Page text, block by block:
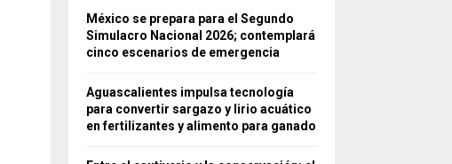
México se prepara para el Segundo
Simulacro Nacional 2026; contemplará
cinco escenarios de emergencia
Aguascalientes impulsa tecnología
para convertir sargazo y lirio acuático
en fertilizantes y alimento para ganado